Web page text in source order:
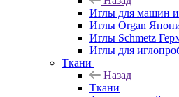
Иглы для машин и
Иглы Organ
Иглы Schmetz
Иглы для
Ткани
Назад
Ткани